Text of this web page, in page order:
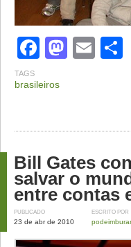
Facebook
TAGS
brasileiros
Bill Gates
salvar o
entre contas
PUBLICADO
23 de abr de 2010
ESCRITO POR